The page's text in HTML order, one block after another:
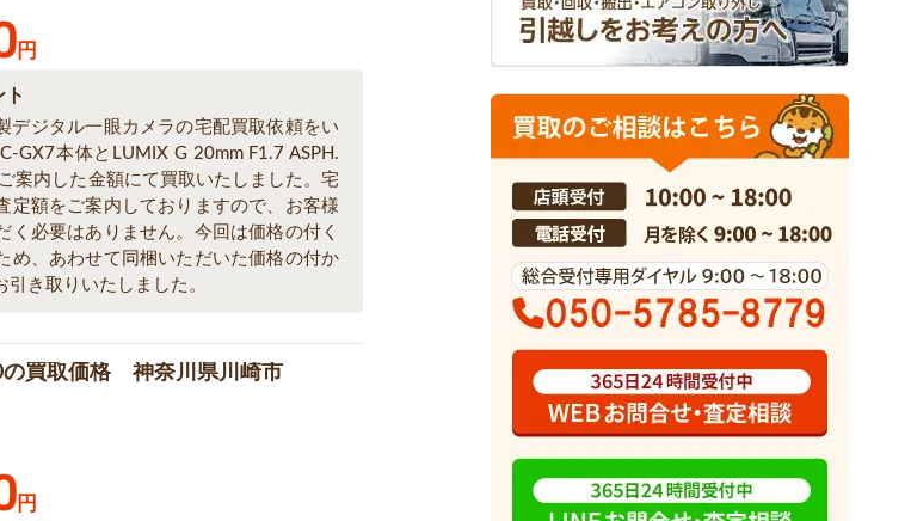
円
デジタル一眼カメラの宅配買取依頼をい
GX7本体とLUMIX G 20mm F1.7 ASPH.
案内した金額にて買取いたしました。宅
定額をご案内しておりますので、お客様
く必要はありません。今回は価格の付く
め、あわせて同梱いただいた価格の付か
き取りいたしました。
の買取価格 神奈川県川崎市
円